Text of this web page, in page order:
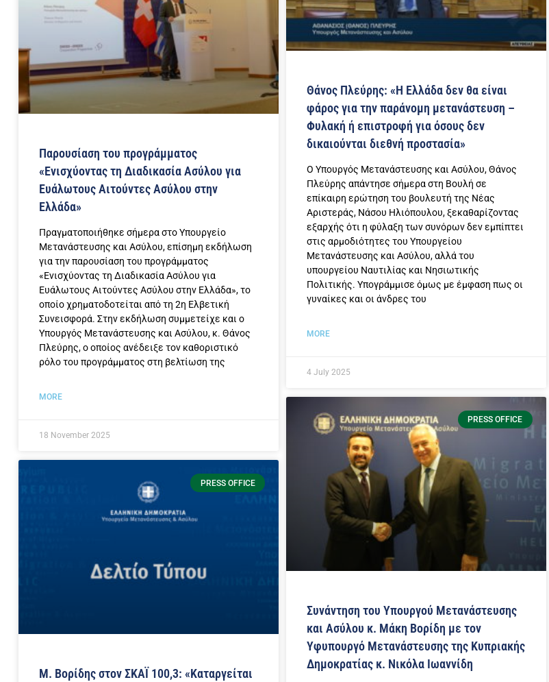
Παρουσίαση του προγράμματος
«Ενισχύοντας τη Διαδικασία Ασύλου για
Ευάλωτους Αιτούντες Ασύλου στην
Ελλάδα»
Πραγματοποιήθηκε σήμερα στο Υπουργείο
Μετανάστευσης και Ασύλου, επίσημη εκδήλωση
για την παρουσίαση του προγράμματος
«Ενισχύοντας τη Διαδικασία Ασύλου για
Ευάλωτους Αιτούντες Ασύλου στην Ελλάδα», το
οποίο χρηματοδοτείται από τη 2η Ελβετική
Συνεισφορά. Στην εκδήλωση συμμετείχε και ο
Υπουργός Μετανάστευσης και Ασύλου, κ. Θάνος
Πλεύρης, ο οποίος ανέδειξε τον καθοριστικό
ρόλο του προγράμματος στη βελτίωση της
MORE
18 November 2025
Θάνος Πλεύρης: «Η Ελλάδα δεν θα είναι
φάρος για την παράνομη μετανάστευση –
Φυλακή ή επιστροφή για όσους δεν
δικαιούνται διεθνή προστασία»
Ο Υπουργός Μετανάστευσης και Ασύλου, Θάνος
Πλεύρης απάντησε σήμερα στη Βουλή σε
επίκαιρη ερώτηση του βουλευτή της Νέας
Αριστεράς, Νάσου Ηλιόπουλου, ξεκαθαρίζοντας
εξαρχής ότι η φύλαξη των συνόρων δεν εμπίπτει
στις αρμοδιότητες του Υπουργείου
Μετανάστευσης και Ασύλου, αλλά του
υπουργείου Ναυτιλίας και Νησιωτικής
Πολιτικής. Υπογράμμισε όμως με έμφαση πως οι
γυναίκες και οι άνδρες του
MORE
4 July 2025
PRESS OFFICE
Μ. Βορίδης στον ΣΚΑΪ 100,3: «Καταργείται
PRESS OFFICE
Συνάντηση του Υπουργού Μετανάστευσης
και Ασύλου κ. Μάκη Βορίδη με τον
Υφυπουργό Μετανάστευσης της Κυπριακής
Δημοκρατίας κ. Νικόλα Ιωαννίδη